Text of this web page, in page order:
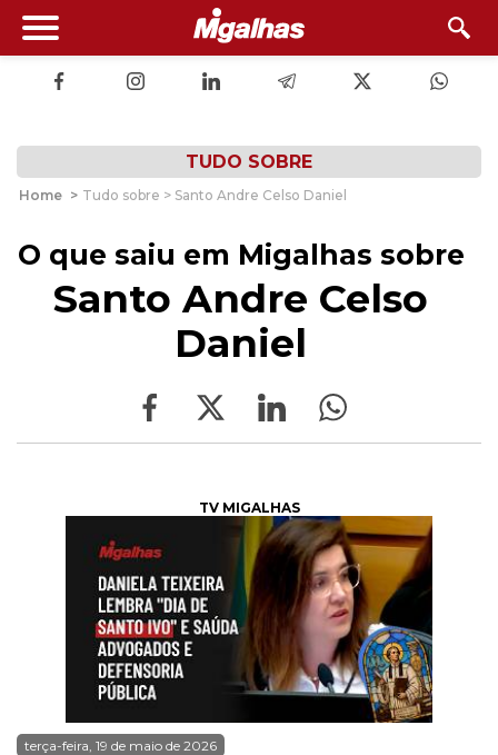
TUDO SOBRE
Home > Tudo sobre > Santo Andre Celso Daniel
O que saiu em Migalhas sobre
Santo Andre Celso
Daniel
TV MIGALHAS
terça-feira, 19 de maio de 2026